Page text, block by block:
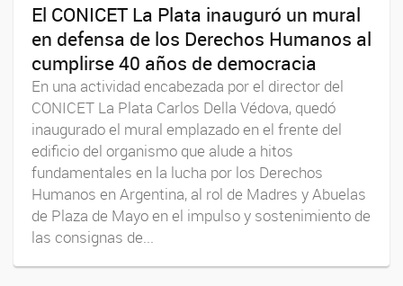
El CONICET La Plata inauguró un mural
en defensa de los Derechos Humanos al
cumplirse 40 años de democracia
En una actividad encabezada por el director del
CONICET La Plata Carlos Della Védova, quedó
inaugurado el mural emplazado en el frente del
edificio del organismo que alude a hitos
fundamentales en la lucha por los Derechos
Humanos en Argentina, al rol de Madres y Abuelas
de Plaza de Mayo en el impulso y sostenimiento de
las consignas de...